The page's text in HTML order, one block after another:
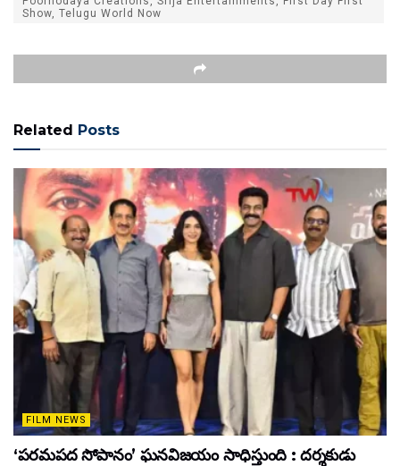
Show, Telugu World Now
Related Posts
FILM NEWS
‘పరమపద సోపానం’ ఘనవిజయం సాధిస్తుంది : దర్శకుడు